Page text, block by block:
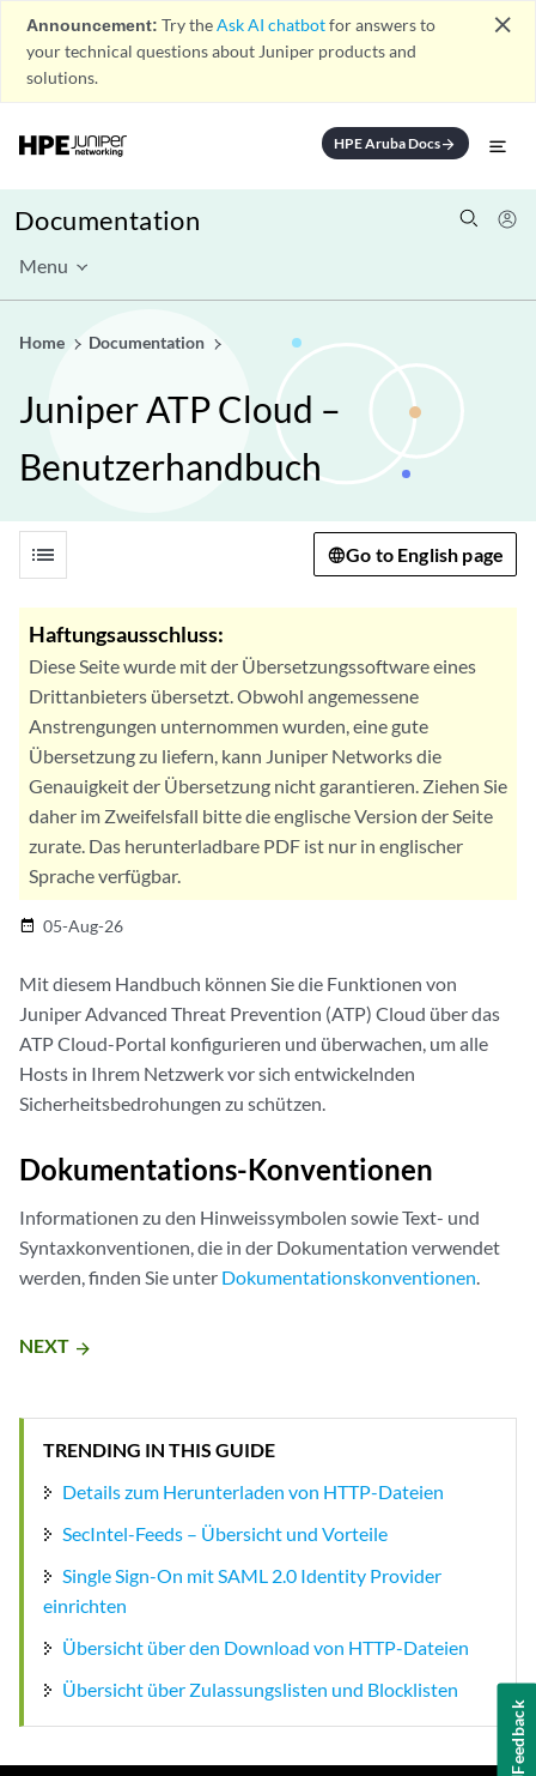
Announcement: Try theAsk AI chatbotfor answers to
your technical questions about Juniper products and
solutions.
close
HPE Aruba Docsarrow_forward
Documentation
Menu
Home Documentation
Juniper ATP Cloud –
Benutzerhandbuch
list Go to English page
Haftungsausschluss:
Diese Seite wurde mit der Übersetzungssoftware eines
Drittanbieters übersetzt. Obwohl angemessene
Anstrengungen unternommen wurden, eine gute
Übersetzung zu liefern, kann Juniper Networks die
Genauigkeit der Übersetzung nicht garantieren. Ziehen Sie
daher im Zweifelsfall bitte die englische Version der Seite
zurate. Das herunterladbare PDF ist nur in englischer
Sprache verfügbar.
date_range 05-Aug-26
Mit diesem Handbuch können Sie die Funktionen von
Juniper Advanced Threat Prevention (ATP) Cloud über das
ATP Cloud-Portal konfigurieren und überwachen, um alle
Hosts in Ihrem Netzwerk vor sich entwickelnden
Sicherheitsbedrohungen zu schützen.
Dokumentations-Konventionen
Informationen zu den Hinweissymbolen sowie Text- und
Syntaxkonventionen, die in der Dokumentation verwendet
werden, finden Sie unter Dokumentationskonventionen.
NEXT arrow_forward
TRENDING IN THIS GUIDE
Details zum Herunterladen von HTTP-Dateien
SecIntel-Feeds – Übersicht und Vorteile
Single Sign-On mit SAML 2.0 Identity Provider
einrichten
Übersicht über den Download von HTTP-Dateien
Übersicht über Zulassungslisten und Blocklisten
Feedback